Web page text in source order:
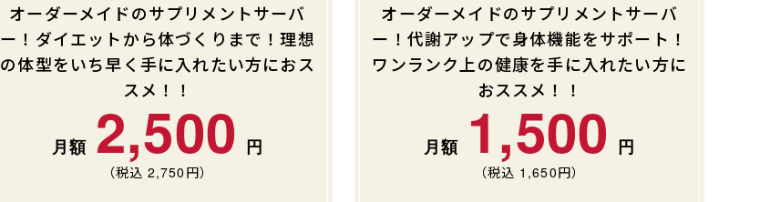
オーダーメイドのサプリメントサーバ
ー！ダイエットから体づくりまで！理想
の体型をいち早く手に入れたい方におス
スメ！！
2,500
（税込 2,750 円）
オーダーメイドのサプリメントサーバ
ー！代謝アップで身体機能をサポート！
ワンランク上の健康を手に入れたい方に
おススメ！！
1,500
（税込 1,650円）